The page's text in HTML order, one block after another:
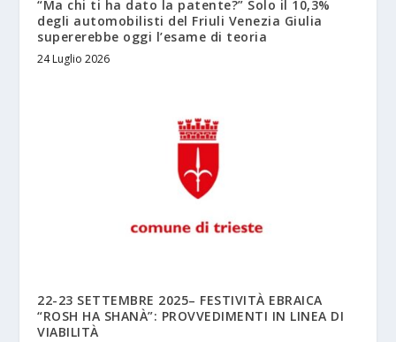
“Ma chi ti ha dato la patente?” Solo il 10,3%
degli automobilisti del Friuli Venezia Giulia
supererebbe oggi l’esame di teoria
24 Luglio 2026
22-23 SETTEMBRE 2025– FESTIVITÀ EBRAICA
“ROSH HA SHANÀ”: PROVVEDIMENTI IN LINEA DI
VIABILITÀ